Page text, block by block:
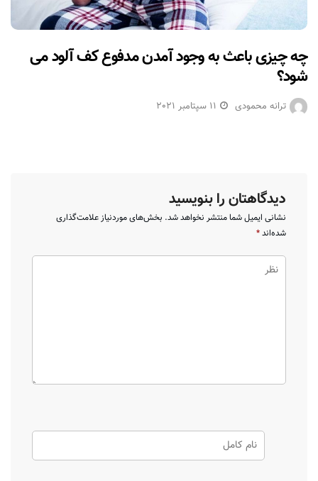
چه چیزی باعث به وجود آمدن مدفوع کف آلود می
شود؟
ترانه محمودی 11 سپتامبر 2021
دیدگاهتان را بنویسید
نشانی ایمیل شما منتشر نخواهد شد. بخش‌های موردنیاز علامت‌گذاری
شده‌اند*